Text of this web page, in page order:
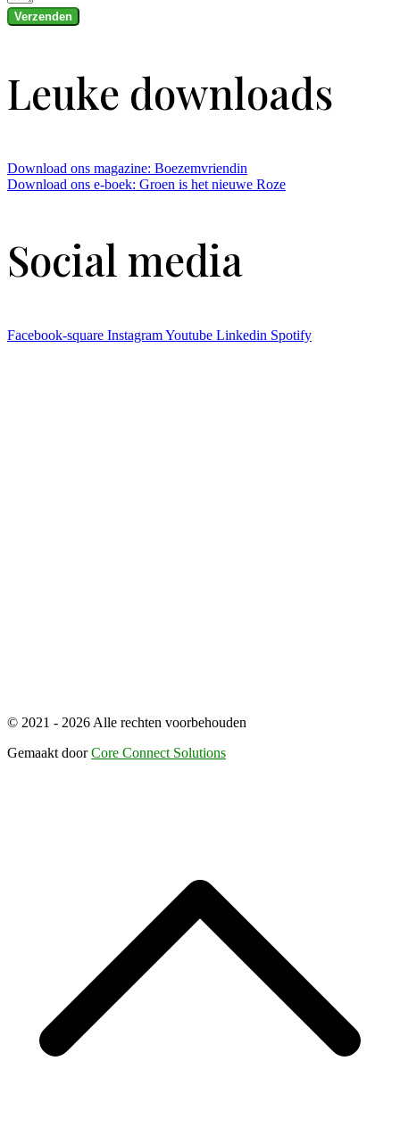
Verzenden
Leuke downloads
Download ons magazine: Boezemvriendin
Download ons e-boek: Groen is het nieuwe Roze
Social media
Facebook-square InstagramYoutube Linkedin Spotify
© 2021 - 2026 Alle rechten voorbehouden
Gemaakt doorCore Connect Solutions